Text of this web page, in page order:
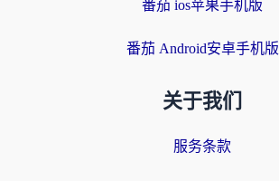
番茄 ios苹果手机版
番茄 Android安卓手机版
关于我们
服务条款